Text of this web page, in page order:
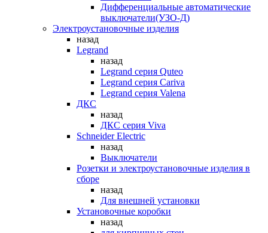
Дифференциальные автоматические
выключатели(УЗО-Д)
Электроустановочные изделия
назад
Legrand
назад
Legrand серия Quteo
Legrand серия Cariva
Legrand серия Valena
ДКС
назад
ДКС серия Viva
Schneider Electric
назад
Выключатели
Розетки и электроустановочные изделия в
сборе
назад
Для внешней установки
Установочные коробки
назад